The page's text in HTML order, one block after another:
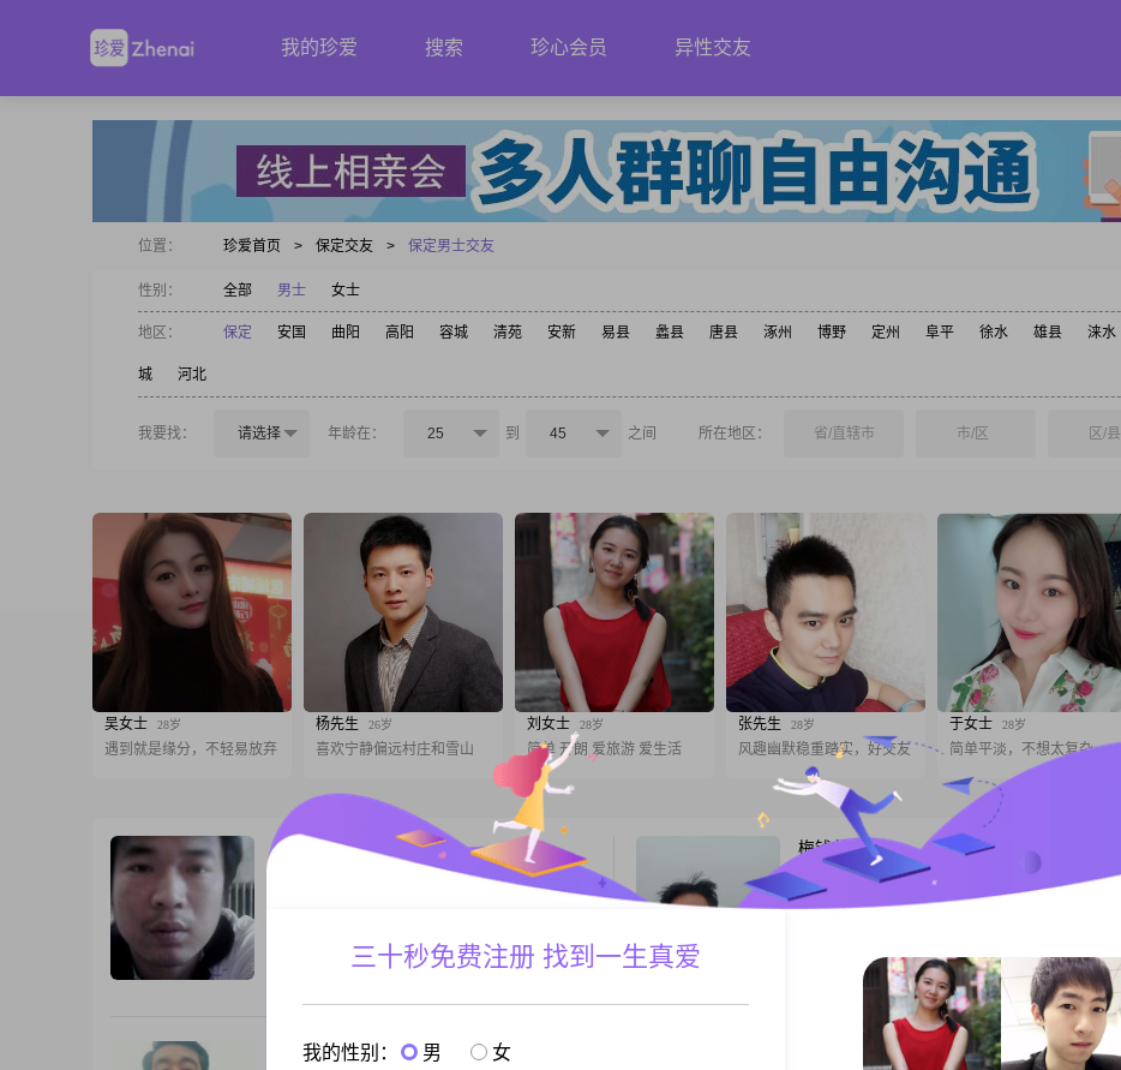
我的珍爱 搜索 珍心会员 异性交友
位置： 珍爱首页 > 保定交友 > 保定男士交友
性别： 全部 男士 女士
地区： 保定 安国 曲阳 高阳 容城 清苑 安新 易县 蠡县 唐县 涿州 博野 定州 阜平 徐水 雄县 涞水
城 河北
我要找： 请选择 年龄在： 25 到 45 之间 所在地区： 省/直辖市 市/区 区/县
吴女士 28岁
遇到就是缘分，不轻易放弃
杨先生 26岁
喜欢宁静偏远村庄和雪山
刘女士 28岁
简单 开朗 爱旅游 爱生活
张先生 28岁
风趣幽默稳重踏实，好交友
于女士 28岁
简单平淡，不想太复杂
爱玩
40岁
男, 河北保定, 173cm, 离异, 操作工人
我很一般离过婚，希望找个贤妻岭母型的，有没有
梅钱花
46岁
男, 河北保定, 168cm, 离异, 未填写
大家好，我是一位来自保定的男士，出生于1980
我的学历是中专，但我一直保持着学习的热情，不
断提升自己##3002##性格方面，我自认为幽默风
趣，善于与人沟通##3002##在生活中，我总是保持
跟TA联系
坏坏的爱
62岁
花开花落花满天
48岁
三十秒免费注册 找到一生真爱
我的性别： 男 女